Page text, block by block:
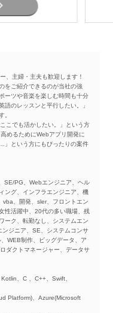
、主婦・主夫も歓迎します！
をご紹介できるのが当社の強
ーツや音楽を楽しむ時間も十分
語のレッスンと平行したい。」
。
こでも活かしたい。」という方
めるためにWebアプリ開発に
」という方にもぴったりの案件
SE/PG、Webエンジニア、ヘル
ング、インフラエンジニア、機
、開発、sler、フロントエン
性活躍中、20代の多い職場、残
ーク、転勤なし、システムエン
ジニア、SE、システムコンサ
WEB制作、ビッグデータ、ア
ダクトマネージャー、データサ
、C 、C++、Swift、
Platform)、Azure(Microsoft